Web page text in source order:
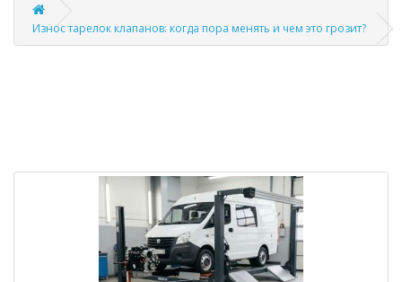
Износ тарелок клапанов: когда пора менять и чем это грозит?